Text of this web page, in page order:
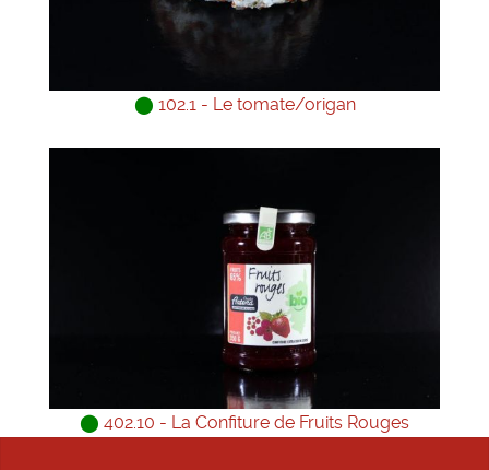
⬤ 102.1 - Le tomate/origan
⬤ 402.10 - La Confiture de Fruits Rouges